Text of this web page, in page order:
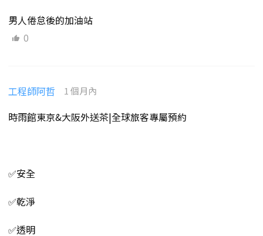
男人倦怠後的加油站
0
工程師阿哲 1 個月內
時雨館東京&大阪外送茶|全球旅客專屬預約
✅安全
✅乾淨
✅透明